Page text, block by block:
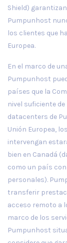
Shield)
Pumpunhost
los clientes que
Europea.
En el marco de
Pumpunhost
países que la
nivel suficiente
datacenters de
Unión Europea,
intervengan
bien en Canadá
como un país
personales).
transferir
acceso remoto a
marco de los
Pumpunhost